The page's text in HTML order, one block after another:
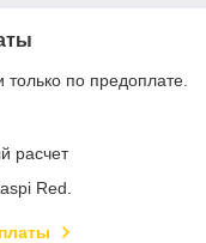
только по предоплате.
расчет
Red.